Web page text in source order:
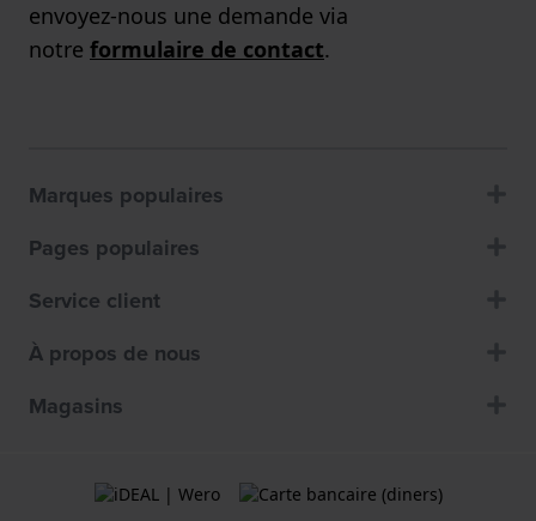
envoyez-nous une demande via
notre formulaire de contact.
Marques populaires
Pages populaires
Service client
À propos de nous
Magasins